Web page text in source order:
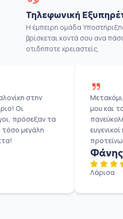
Τηλεφωνική
Η έμπειρη ομάδα
βρίσκεται κοντά σου ανα
οτιδήποτε χρειαστείς.
στην
Οι
πρόσεξαν τα
τόσο μεγάλη
μου και
Λάρισα